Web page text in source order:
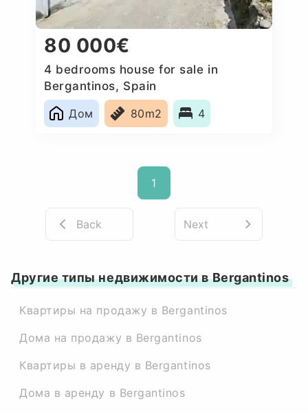
80 000€
4 bedrooms house for sale in
Bergantinos, Spain
Дом
80m2 4
1
Back Next
Другие типы недвижимости в Bergantinos
Квартиры на продажу в Bergantinos
Дома на продажу в Bergantinos
Квартиры в аренду в Bergantinos
Дома в аренду в Bergantinos